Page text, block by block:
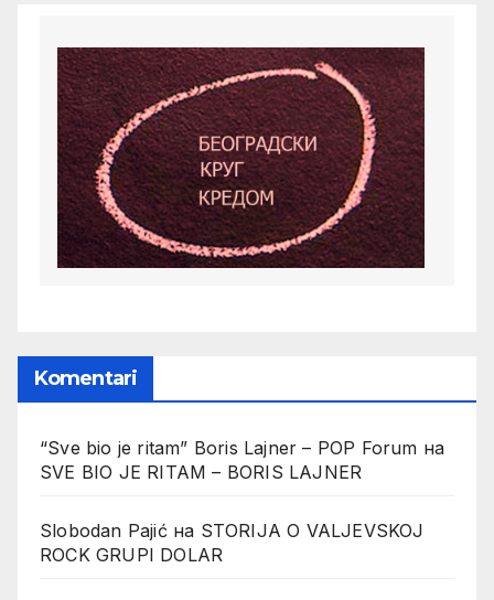
Komentari
“Sve bio je ritam” Boris Lajner – POP Forum на
SVE BIO JE RITAM – BORIS LAJNER
Slobodan Pajićна STORIJA O VALJEVSKOJ
ROCK GRUPI DOLAR